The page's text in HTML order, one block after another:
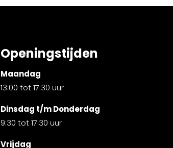
Openingstijden
Maandag
13:00 tot 17:30 uur
Dinsdag t/m Donderdag
9:30 tot 17:30 uur
Vrijdag